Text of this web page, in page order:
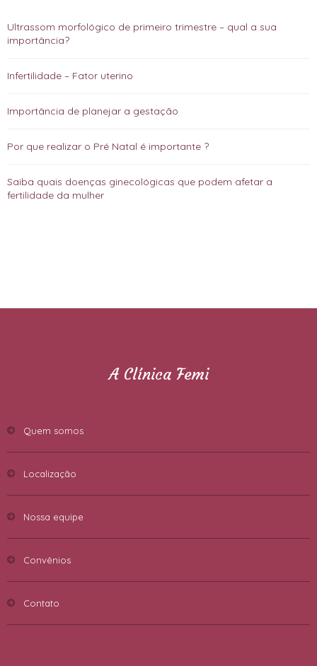
Ultrassom morfológico de primeiro trimestre – qual a sua
importância?
Infertilidade – Fator uterino
Importância de planejar a gestação
Por que realizar o Pré Natal é importante ?
Saiba quais doenças ginecológicas que podem afetar a
fertilidade da mulher
A Clínica Femi
Quem somos
Localização
Nossa equipe
Convênios
Contato